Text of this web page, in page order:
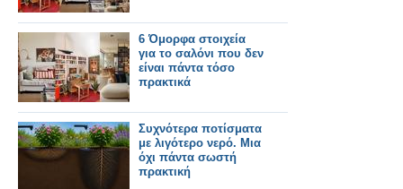
6 Όμορφα στοιχεία
για το σαλόνι που δεν
είναι πάντα τόσο
πρακτικά
Συχνότερα ποτίσματα
με λιγότερο νερό. Μια
όχι πάντα σωστή
πρακτική